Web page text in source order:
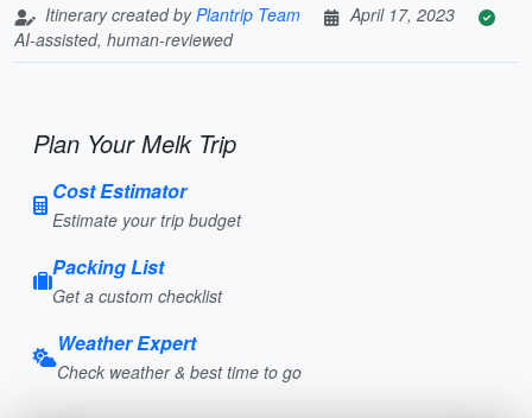
Itinerary created byPlantrip Team
April 17, 2023
AI-assisted, human-reviewed
Plan Your Melk Trip
Cost Estimator
Estimate your trip budget
Packing List
Get a custom checklist
Weather Expert
Check weather & best time to go